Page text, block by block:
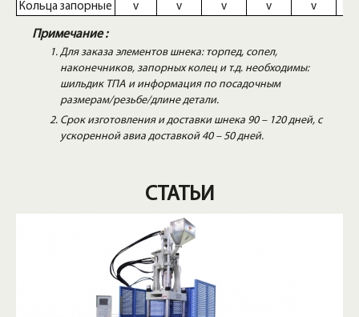
Кольца запорные
v
v v v v
Примечание :
Для заказа элементов шнека: торпед, сопел,
наконечников, запорных колец и т.д. необходимы:
шильдик ТПА и информация по посадочным
размерам/резьбе/длине детали.
Срок изготовления и доставки шнека 90 – 120 дней, с
ускоренной авиа доставкой 40 – 50 дней.
СТАТЬИ